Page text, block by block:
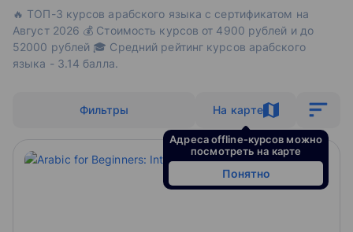
🔥 ТОП-3 курсов арабского языка с сертификатом на
Август 2026 💰 Стоимость курсов от 4900 рублей и до
52000 рублей 🎓 Средний рейтинг курсов арабского
языка - 3.14 балла.
На карте
Адреса offline-курсов можно
посмотреть на карте
Понятно
Фильтры